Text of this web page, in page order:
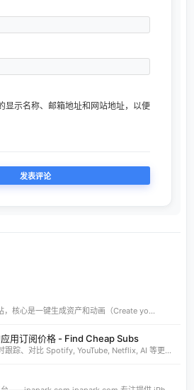
显示名称、邮箱地址和网站地址，以便
，核心是一键生成资产和动画（Create yo...
用订阅价格 - Find Cheap Subs
拒绝多花冤枉钱，实时跟踪、对比 Spotify, YouTube, Netflix, AI 等更多 App 的全球订阅价格。发现 App Store 最低价国家，订阅费用立省 80%。